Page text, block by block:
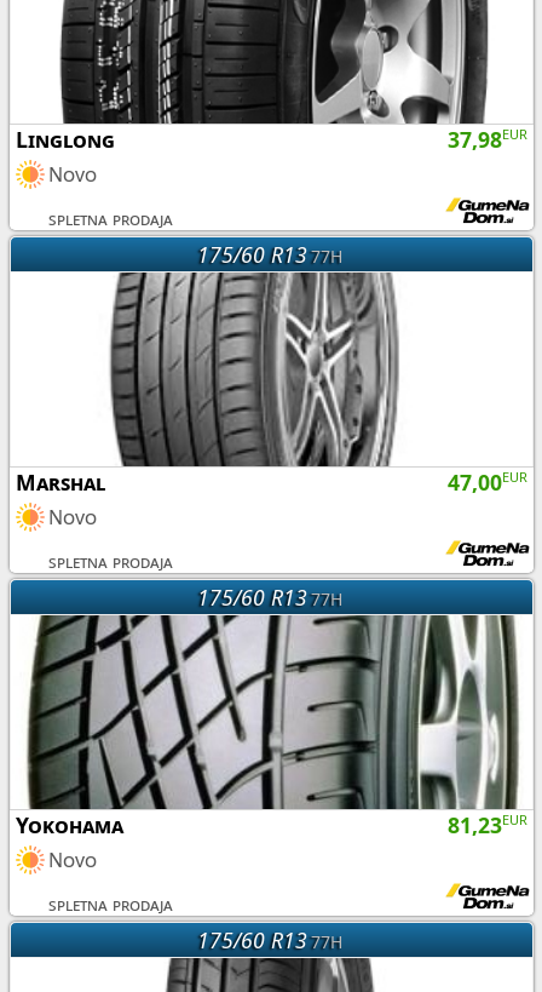
37,98EUR
Linglong
Novo
spletna prodaja
175/60 R1377H
47,00EUR
Marshal
Novo
spletna prodaja
175/60 R1377H
81,23EUR
Yokohama
Novo
spletna prodaja
175/60 R1377H